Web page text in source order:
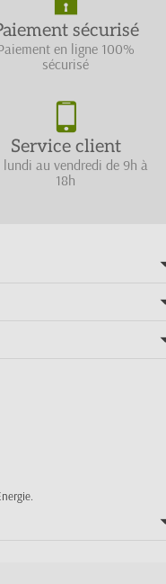
sécurisé
en ligne 100%
sécurisé
Service client
lundi au vendredi de 9h à
18h